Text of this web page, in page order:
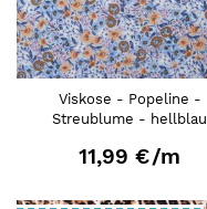
Viskose - Popeline -
Streublume - hellblau
11,99 €/m